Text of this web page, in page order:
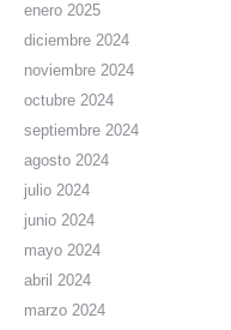
enero 2025
diciembre 2024
noviembre 2024
octubre 2024
septiembre 2024
agosto 2024
julio 2024
junio 2024
mayo 2024
abril 2024
marzo 2024